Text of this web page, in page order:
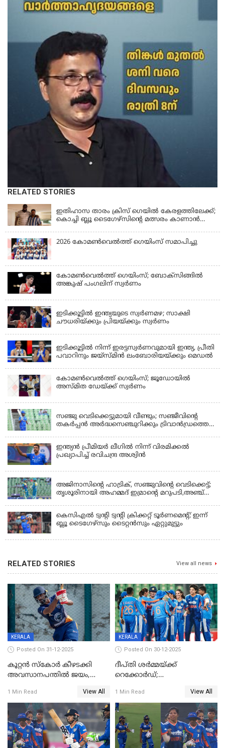
RELATED STORIES
KERALA
ഇതിഹാസ താരം ക്രിസ് ഗെയിൽ കേരളത്തിലേക്ക്;
കൊച്ചി ബ്ലൂ ടൈഗേഴ്സിന്റെ മത്സരം കാണാൻ
2026 കോമണ്‍വെല്‍ത്ത് ഗെയിംസ് സമാപിച്ചു
കോമണ്‍വെല്‍ത്ത് ഗെയിംസ്; ബോക്‌സിങ്ങില്‍
അങ്കുഷ് പംഗലിന് സ്വര്‍ണം
ഇടിക്കൂട്ടിൽ ഇന്ത്യയുടെ സ്വർണമഴ; സാക്ഷി
ചൗധരിയ്ക്കും പ്രിയയ്ക്കും സ്വർണം
ഇടിക്കൂട്ടിൽ നിന്ന് ഇരട്ടസ്വർണവുമായി ഇന്ത്യ, പ്രീതി
പവാറിനും ജയ്സ്മിന്‍ ലംബോരിയയ്ക്കും മെഡൽ
കോമണ്‍വെല്‍ത്ത് ഗെയിംസ്; ജൂഡോയിൽ
അസ്മിത ഡേയ്ക്ക് സ്വർണം
സഞ്ജു വെടിക്കെട്ടുമായി വീണ്ടും; സഞ്ജീവിന്‍റെ
തകർപ്പൻ അർദ്ധസെഞ്ചുറിക്കും ട്രിവാൻഡ്രത്തെ
ഇന്ത്യന്‍ പ്രീമിയര്‍ ലീഗില്‍ നിന്ന് വിരമിക്കല്‍
പ്രഖ്യാപിച്ച് രവിചന്ദ്ര അശ്വിന്‍
അജിനാസിന്റെ ഹാട്രിക്, സഞ്ജുവിന്റെ വെടിക്കെട്ട്;
തൃശൂരിനായി അഹമ്മദ് ഇമ്രാന്റെ മറുപടി,അഞ്ച്
കെസിഎൽ ട്വൻ്റി ട്വൻ്റി ക്രിക്കറ്റ് ടൂർണമെൻ്റ്; ഇന്ന്
ബ്ലൂ ടൈഗേഴ്സും ടൈറ്റൻസും ഏറ്റുമുട്ടും
RELATED STORIES View all news
KERALA
Posted On 31-12-2025
കൂറ്റൻ സ്കോർ കീഴടക്കി
അവസാനപന്തിൽ ജയം,
1 Min Read View All
KERALA
Posted On 30-12-2025
ദീപ്തി ശർമ്മയ്ക്ക്
റെക്കോർഡ്;
ടി20 പരമ്പര തൂത്തുവാരി
ഇന്ത്യ
1 Min Read View All